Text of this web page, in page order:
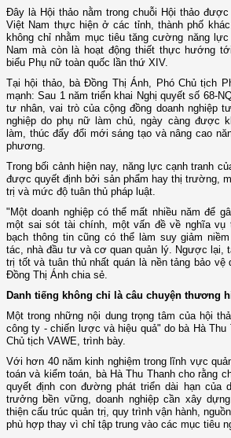
Đây là Hội thảo nằm trong chuỗi Hội thảo
Việt Nam thực hiện ở các tỉnh, thành phố
không chỉ nhằm mục tiêu tăng cường năng
Nam mà còn là hoạt động thiết thực hướng
biểu Phụ nữ toàn quốc lần thứ XIV.
Tại hội thảo, bà Đồng Thị Ánh, Phó Chủ tịch
mạnh: Sau 1 năm triển khai Nghị quyết số 68-
tư nhân, vai trò của cộng đồng doanh nghiệp
nghiệp do phụ nữ làm chủ, ngày càng được
làm, thúc đẩy đổi mới sáng tạo và nâng cao
phương.
Trong bối cảnh hiện nay, năng lực cạnh tranh
được quyết định bởi sản phẩm hay thị trường,
trị và mức độ tuân thủ pháp luật.
"Một doanh nghiệp có thể mất nhiều năm để
một sai sót tài chính, một vấn đề về nghĩa vụ
bạch thông tin cũng có thể làm suy giảm
tác, nhà đầu tư và cơ quan quản lý. Ngược lại,
trị tốt và tuân thủ nhất quán là nền tảng bảo vệ
Đồng Thị Ánh chia sẻ.
Danh tiếng không chỉ là câu chuyện thương
Một trong những nội dung trọng tâm của hội
công ty - chiến lược và hiệu quả" do bà Hà Thu
Chủ tịch VAWE, trình bày.
Với hơn 40 năm kinh nghiệm trong lĩnh vực
toán và kiểm toán, bà Hà Thu Thanh cho rằng
quyết định con đường phát triển dài hạn của
trưởng bền vững, doanh nghiệp cần xây
thiện cấu trúc quản trị, quy trình vận hành,
phù hợp thay vì chỉ tập trung vào các mục tiêu